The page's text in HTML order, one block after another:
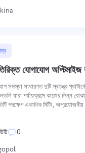
যোগাযোগ
সমস্যা সাধারণত দুটি স্বতন্ত্র
যারা পর্যায়ক্রমে কাজের ভিন্ন
পদক্ষেপ একাধিক মিটিং, অপ্রয়োজনীয়
0